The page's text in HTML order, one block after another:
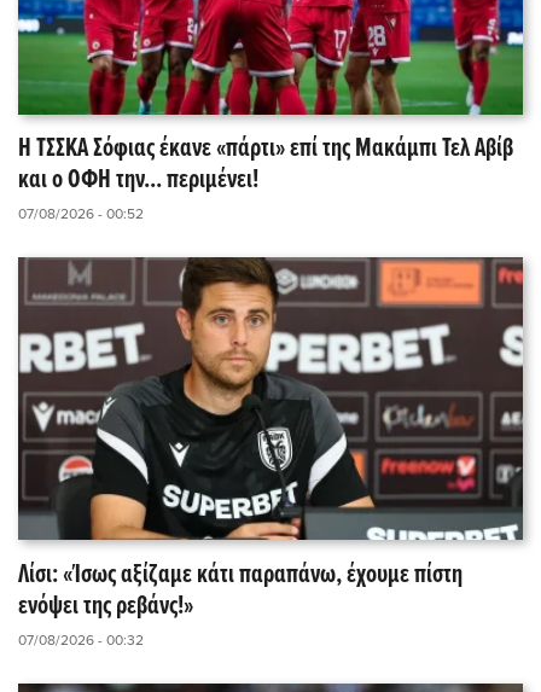
Η ΤΣΣΚΑ Σόφιας έκανε «πάρτι» επί της Μακάμπι Τελ Αβίβ
και ο ΟΦΗ την... περιμένει!
07/08/2026 - 00:52
Λίσι: «Ίσως αξίζαμε κάτι παραπάνω, έχουμε πίστη
ενόψει της ρεβάνς!»
07/08/2026 - 00:32